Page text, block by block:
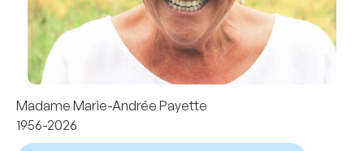
Madame Marie-Andrée Payette
1956-2026